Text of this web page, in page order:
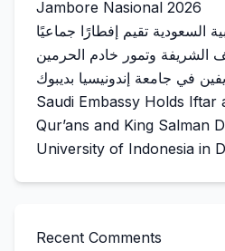
Jambore Nasional 2026
السعودية تقيم إفطارًا جماعيًا
الشريفة وتمور خادم الحرمين
في جامعة إندونيسيا بديبوك
Saudi Embassy Holds Iftar
Qur’ans and King Salman
University of Indonesia in
Recent Comments